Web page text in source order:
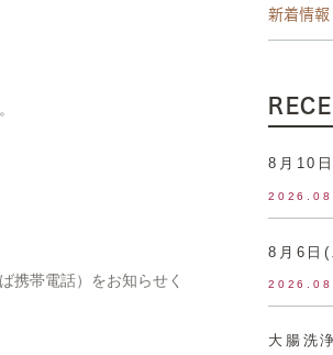
携帯電話）をお知らせく
新着情報
8月10
8月6日(
大腸洗